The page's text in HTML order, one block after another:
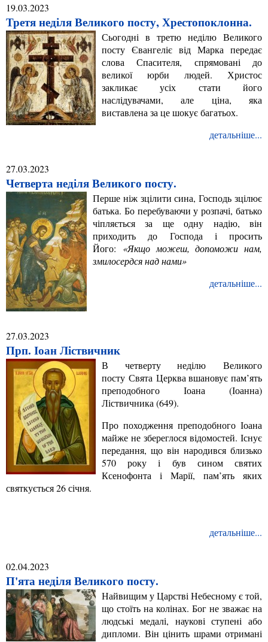
19.03.2023
Третя неділя Великого посту, Хрестопоклонна.
Сьогодні в третю неділю Великого
посту Євангеліє від Марка передає
слова Спасителя, спрямовані до
великої юрби людей. Христос
закликає усіх стати його
наслідувачами, але ціна, яка
виставлена за це шокує багатьох.
детальніше...
27.03.2023
Четверта неділя Великого посту.
Перше ніж зцілити сина, Господь зцілює
батька. Бо перебуваючи у розпачі, батько
чіпляється за ще одну надію, він
приходить до Господа і просить
Його: «Якщо можеш, допоможи нам,
змилосердся над нами»
детальніше...
27.03.2023
Прп. Іоан Ліствичник
В четверту неділю Великого
посту Свята Церква вшановує пам’ять
преподобного Іоана (Іоанна)
Ліствичника (649).
Про походження преподобного Іоана
майже не збереглося відомостей. Існує
передання, що він народився близько
570 року і був сином святих
Ксенофонта і Марії, пам’ять яких
святкується 26 січня.
детальніше...
02.04.2023
П'ята неділя Великого посту.
Найвищим у Царстві Небесному є той,
що стоїть на колінах. Бог не зважає на
людські медалі, наукові ступені або
дипломи. Він цінить шрами отримані